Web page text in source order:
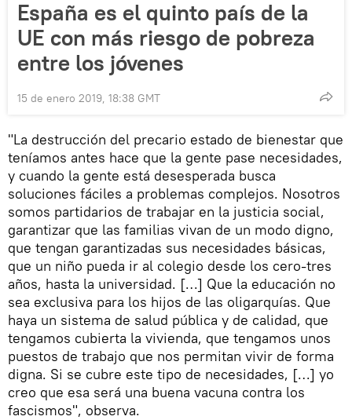
España es el quinto país de la
UE con más riesgo de pobreza
entre los jóvenes
15 de enero 2019, 18:38 GMT
"La destrucción del precario estado de bienestar que
teníamos antes hace que la gente pase necesidades,
y cuando la gente está desesperada busca
soluciones fáciles a problemas complejos. Nosotros
somos partidarios de trabajar en la justicia social,
garantizar que las familias vivan de un modo digno,
que tengan garantizadas sus necesidades básicas,
que un niño pueda ir al colegio desde los cero-tres
años, hasta la universidad. […] Que la educación no
sea exclusiva para los hijos de las oligarquías. Que
haya un sistema de salud pública y de calidad, que
tengamos cubierta la vivienda, que tengamos unos
puestos de trabajo que nos permitan vivir de forma
digna. Si se cubre este tipo de necesidades, […] yo
creo que esa será una buena vacuna contra los
fascismos", observa.